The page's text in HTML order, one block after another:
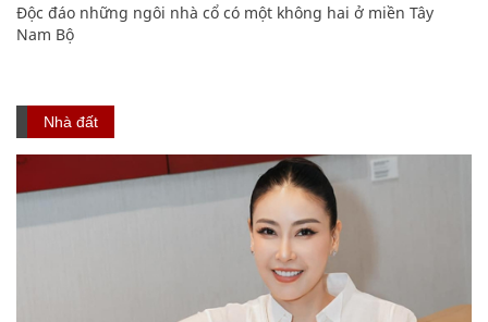
Độc đáo những ngôi nhà cổ có một không hai ở miền Tây
Nam Bộ
Nhà đất